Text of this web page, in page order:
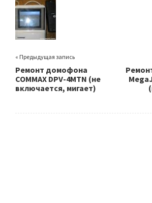
« Предыдущая запись
Ремонт домофона
COMMAX DPV-4MTN (не
включается, мигает)